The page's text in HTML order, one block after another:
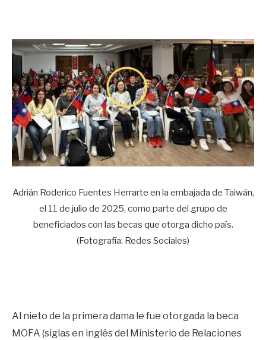
Adrián Roderico Fuentes Herrarte en la embajada de Taiwán,
el 11 de julio de 2025, como parte del grupo de
beneficiados con las becas que otorga dicho país.
(Fotografía: Redes Sociales)
Al nieto de la primera dama le fue otorgada la beca
MOFA (siglas en inglés del Ministerio de Relaciones